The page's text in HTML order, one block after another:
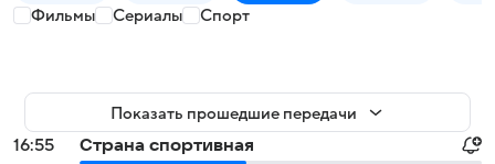
Фильмы Сериалы Спорт
Показать прошедшие передачи
16:55
Страна спортивная